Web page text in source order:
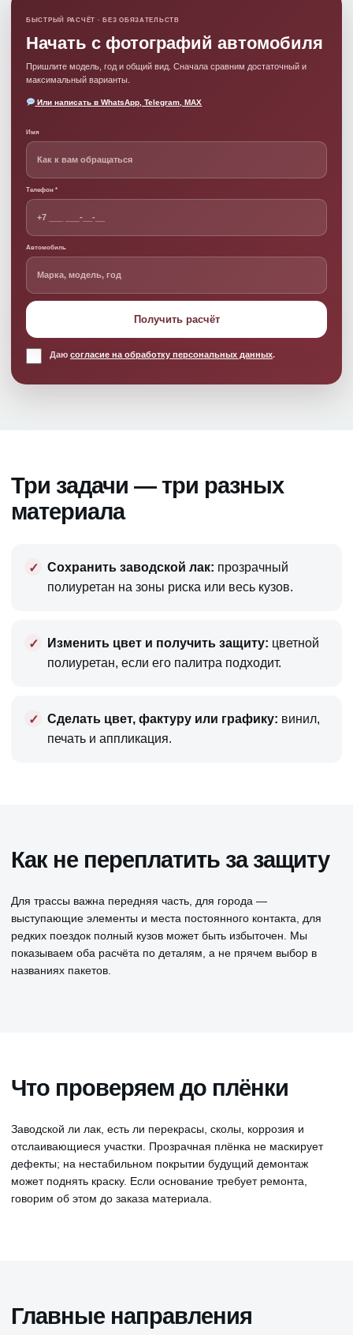
БЫСТРЫЙ РАСЧЁТ · БЕЗ ОБЯЗАТЕЛЬСТВ
Начать с фотографий автомобиля
Пришлите модель, год и общий вид. Сначала сравним достаточный и
максимальный варианты.
Или написать в WhatsApp, Telegram, MAX
Имя
Телефон *
Автомобиль
Получить расчёт
Даю согласие на обработку персональных данных.
Три задачи — три разных
материала
Сохранить заводской лак: прозрачный
полиуретан на зоны риска или весь кузов.
Изменить цвет и получить защиту: цветной
полиуретан, если его палитра подходит.
Сделать цвет, фактуру или графику: винил,
печать и аппликация.
Как не переплатить за защиту
Для трассы важна передняя часть, для города —
выступающие элементы и места постоянного контакта, для
редких поездок полный кузов может быть избыточен. Мы
показываем оба расчёта по деталям, а не прячем выбор в
названиях пакетов.
Что проверяем до плёнки
Заводской ли лак, есть ли перекрасы, сколы, коррозия и
отслаивающиеся участки. Прозрачная плёнка не маскирует
дефекты; на нестабильном покрытии будущий демонтаж
может поднять краску. Если основание требует ремонта,
говорим об этом до заказа материала.
Главные направления